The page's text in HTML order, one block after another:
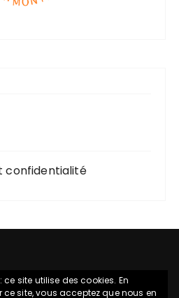
confidentialité
site utilise des cookies. En
site, vous acceptez que nous en